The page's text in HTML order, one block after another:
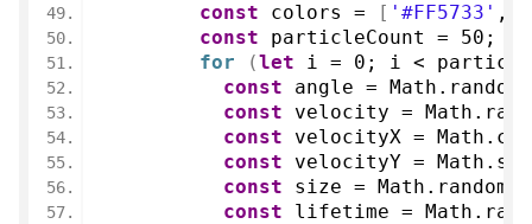
const colors = [ '#FF5733' ,
const particleCount = 50 ;
for
(let i = 0 ; i <
const angle = Math. random
const velocity = Math.
const velocityX = Math. cos
const velocityY = Math. sin
const size = Math. random
const lifetime = Math.